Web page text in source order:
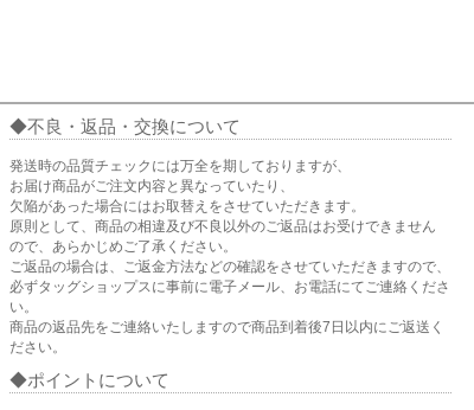
不良・返品・交換について
発送時の品質チェックには万全を期しておりますが、
お届け商品がご注文内容と異なっていたり、
欠陥があった場合にはお取替えをさせていただきます。
原則として、商品の相違及び不良以外のご返品はお受けできません
ので、あらかじめご了承ください。
ご返品の場合は、ご返金方法などの確認をさせていただきますので、
必ずタッグショップスに事前に電子メール、お電話にてご連絡くださ
い。
商品の返品先をご連絡いたしますので商品到着後7日以内にご返送く
ださい。
ポイントについて